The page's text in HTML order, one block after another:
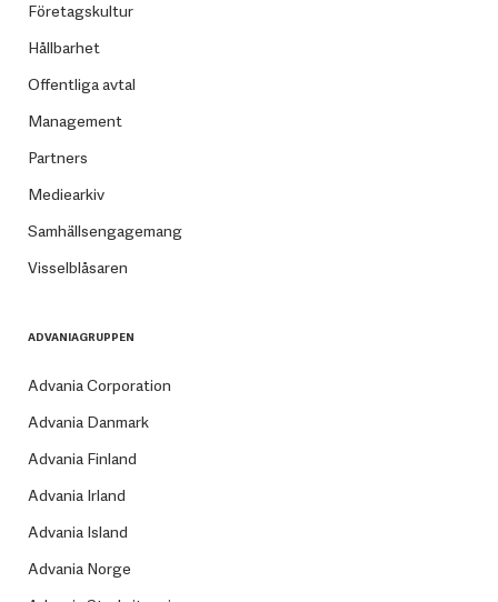
Företagskultur
Hållbarhet
Offentliga avtal
Management
Partners
Mediearkiv
Samhällsengagemang
Visselblåsaren
ADVANIAGRUPPEN
Advania Corporation
Advania Danmark
Advania Finland
Advania Irland
Advania Island
Advania Norge